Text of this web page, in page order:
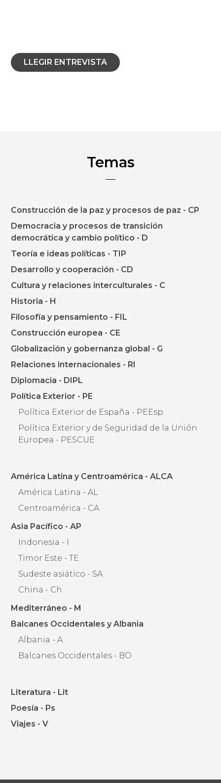
LLEGIR ENTREVISTA
Temas
Construcción de la paz y procesos de paz - CP
Democracia y procesos de transición
democrática y cambio político - D
Teoría e ideas políticas - TIP
Desarrollo y cooperación - CD
Cultura y relaciones interculturales - C
Historia - H
Filosofía y pensamiento - FIL
Construcción europea - CE
Globalización y gobernanza global - G
Relaciones internacionales - RI
Diplomacia - DIPL
Política Exterior - PE
Política Exterior de España - PEEsp
Política Exterior y de Seguridad de la Unión
Europea - PESCUE
América Latina y Centroamérica - ALCA
América Latina - AL
Centroamérica - CA
Asia Pacífico - AP
Indonesia - I
Timor Este - TE
Sudeste asiático - SA
China - Ch
Mediterráneo - M
Balcanes Occidentales y Albania
Albania - A
Balcanes Occidentales - BO
Literatura - Lit
Poesía - Ps
Viajes - V